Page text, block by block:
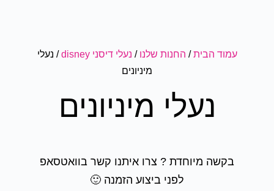
עמוד הבית/ החנות שלנו / נעלי דיסני disney
/ נעלי
מיניונים
נעלי מיניונים
בקשה מיוחדת ? צרו איתנו קשר בוואטסאפ
לפני ביצוע הזמנה 🙂